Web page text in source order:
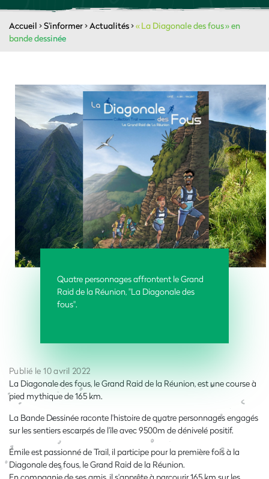
Accueil >S'informer>Actualités>« La Diagonale des fous » en
bande dessinée
Quatre personnages affrontent le Grand
Raid de la Réunion, "La Diagonale des
fous".
Publié le 10 avril 2022
La Diagonale des fous, le Grand Raid de la Réunion, est une course à
pied mythique de 165 km.
La Bande Dessinée raconte l'histoire de quatre personnages engagés
sur les sentiers escarpés de l’île avec 9500m de dénivelé positif.
Émile est passionné de Trail, il participe pour la première fois à la
Diagonale des fous, le Grand Raid de la Réunion.